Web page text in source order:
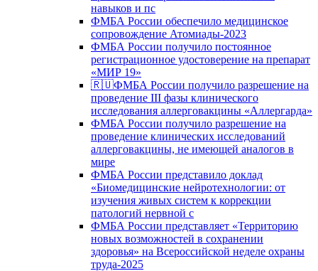
навыков и пс
ФМБА России обеспечило медицинское
сопровождение Атомиады-2023
ФМБА России получило постоянное
регистрационное удостоверение на препарат
«МИР 19»
🇷🇺ФМБА России получило разрешение на
проведение III фазы клинического
исследования аллерговакцины «Аллергарда»
ФМБА России получило разрешение на
проведение клинических исследований
аллерговакцины, не имеющей аналогов в
мире
ФМБА России представило доклад
«Биомедицинские нейротехнологии: от
изучения живых систем к коррекции
патологий нервной с
ФМБА России представляет «Территорию
новых возможностей в сохранении
здоровья» на Всероссийской неделе охраны
труда-2025